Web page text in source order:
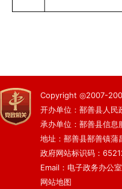
Copyright ◎2007-
开办单位：鄯善县人民
承办单位：鄯善县信息
地址：鄯善县鄯善镇
政府网站标识码：
Email：电子政务办公
网站地图